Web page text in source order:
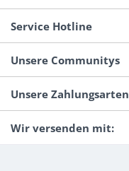
Service Hotline
Unsere Communitys
Unsere Zahlungsarten
Wir versenden mit: